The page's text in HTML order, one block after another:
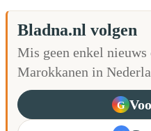
Bladna.nl volgen
Mis geen enkel
Marokkanen in
G